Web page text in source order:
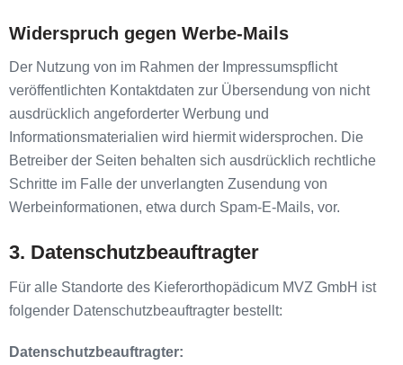
Widerspruch gegen Werbe-Mails
Der Nutzung von im Rahmen der Impressumspflicht
veröffentlichten Kontaktdaten zur Übersendung von nicht
ausdrücklich angeforderter Werbung und
Informationsmaterialien wird hiermit widersprochen. Die
Betreiber der Seiten behalten sich ausdrücklich rechtliche
Schritte im Falle der unverlangten Zusendung von
Werbeinformationen, etwa durch Spam-E-Mails, vor.
3. Datenschutzbeauftragter
Für alle Standorte des Kieferorthopädicum MVZ GmbH ist
folgender Datenschutzbeauftragter bestellt:
Datenschutzbeauftragter: